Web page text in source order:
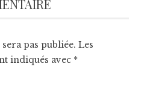
pas publiée. Les
indiqués avec *